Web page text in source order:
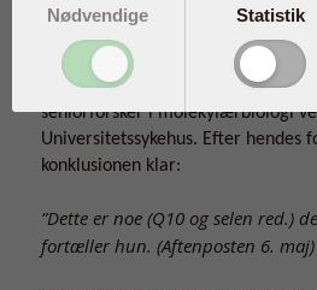
yderligere substudier baseret på
Et af substudierne blev lavet af
seniorforsker i molekylærbiologi
Universitetssykehus. Efter hendes
konklusionen klar:
”Dette er noe (Q10 og selen red.)
fortæller hun. (Aftenposten 6. maj)
Nødvendige Statistik